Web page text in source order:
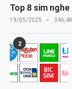
Top 8 sim
19/05/2025
2